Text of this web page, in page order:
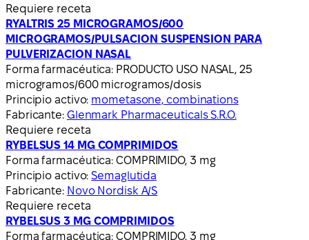
Requiere receta
RYALTRIS 25 MICROGRAMOS/600
MICROGRAMOS/PULSACION SUSPENSION PARA
PULVERIZACION NASAL
Forma farmacéutica: PRODUCTO USO NASAL, 25
microgramos/600 microgramos/dosis
Principio activo: mometasone, combinations
Fabricante: Glenmark Pharmaceuticals S.R.O.
Requiere receta
RYBELSUS 14 MG COMPRIMIDOS
Forma farmacéutica: COMPRIMIDO, 3 mg
Principio activo:Semaglutida
Fabricante: Novo Nordisk A/S
Requiere receta
RYBELSUS 3 MG COMPRIMIDOS
Forma farmacéutica: COMPRIMIDO, 3 mg